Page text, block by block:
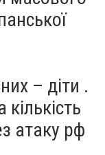
– діти .
атаку рф